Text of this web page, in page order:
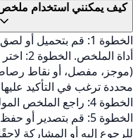
كيف يمكنني استخدام ملخص
أداة
محددة ترغب في التأكيد عليها
الخطوة 4: راجع الملخص
الخطوة 5: قم بتصدير
للرجوع إليه أو المشاركة